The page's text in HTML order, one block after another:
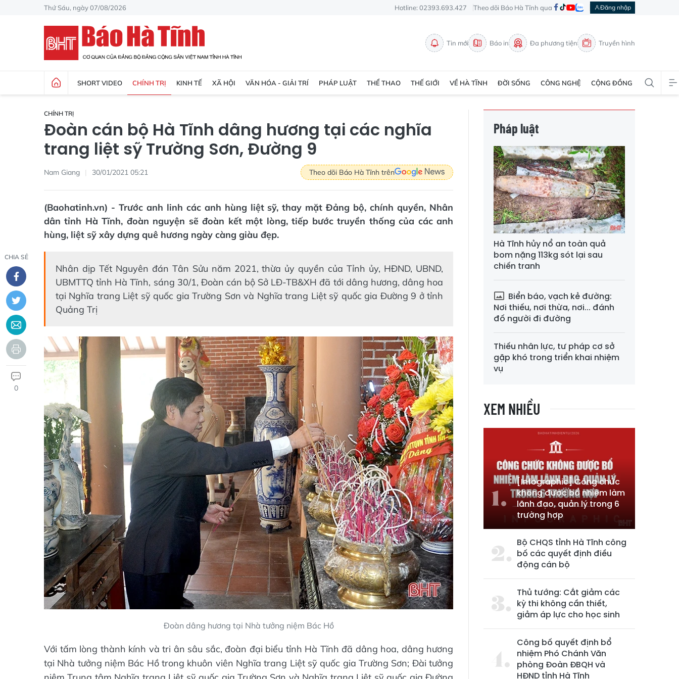
Thứ Sáu, ngày 07/08/2026 Hotline: 02393.693.427 Theo dõi Báo Hà Tĩnh qua Đăng nhập
Tin mới Báo in Đa phương tiện Truyền hình
SHORT VIDEO CHÍNH TRỊ KINH TẾ XÃ HỘI VĂN HÓA - GIẢI TRÍ PHÁP LUẬT THỂ THAO THẾ GIỚI VỀ HÀ TĨNH ĐỜI SỐNG CÔNG NGHỆ CỘNG ĐỒNG
CHÍNH TRỊ
Đoàn cán bộ Hà Tĩnh dâng hương tại các nghĩa
trang liệt sỹ Trường Sơn, Đường 9
Nam Giang 30/01/2021 05:21 Theo dõi Báo Hà Tĩnh trên
(Baohatinh.vn) - Trước anh linh các anh hùng liệt sỹ, thay mặt Đảng bộ, chính quyền, Nhân
dân tỉnh Hà Tĩnh, đoàn nguyện sẽ đoàn kết một lòng, tiếp bước truyền thống của các anh
hùng, liệt sỹ xây dựng quê hương ngày càng giàu đẹp.
CHIA SẺ
0
Nhân dịp Tết Nguyên đán Tân Sửu năm 2021, thừa ủy quyền của Tỉnh ủy, HĐND, UBND,
UBMTTQ tỉnh Hà Tĩnh, sáng 30/1, Đoàn cán bộ Sở LĐ-TB&XH đã tới dâng hương, dâng hoa
tại Nghĩa trang Liệt sỹ quốc gia Trường Sơn và Nghĩa trang Liệt sỹ quốc gia Đường 9 ở tỉnh
Quảng Trị
Đoàn dâng hương tại Nhà tưởng niệm Bác Hồ
Với tấm lòng thành kính và tri ân sâu sắc, đoàn đại biểu tỉnh Hà Tĩnh đã dâng hoa, dâng hương
tại Nhà tưởng niệm Bác Hồ trong khuôn viên Nghĩa trang Liệt sỹ quốc gia Trường Sơn; Đài tưởng
Pháp luật
Hà Tĩnh hủy nổ an toàn quả
bom nặng 113kg sót lại sau
chiến tranh
Biển báo, vạch kẻ đường:
Nơi thiếu, nơi thừa, nơi... đánh
đố người đi đường
Thiếu nhân lực, tư pháp cơ sở
gặp khó trong triển khai nhiệm
vụ
XEM NHIỀU
[Infographic] Công chức
không được bổ nhiệm làm
lãnh đạo, quản lý trong 6
trường hợp
Bộ CHQS tỉnh Hà Tĩnh công
bố các quyết định điều
động cán bộ
Thủ tướng: Cắt giảm các
kỳ thi không cần thiết,
giảm áp lực cho học sinh
Công bố quyết định bổ
nhiệm Phó Chánh Văn
phòng Đoàn ĐBQH và
HĐND tỉnh Hà Tĩnh